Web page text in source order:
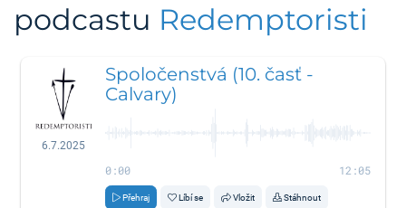
podcastu Redemptoristi
6.7.2025
Spoločenstvá (10. časť -
Calvary)
0:00 12:05
Přehraj Líbí se Vložit Stáhnout